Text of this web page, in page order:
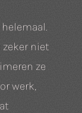
niet
ze
werk,